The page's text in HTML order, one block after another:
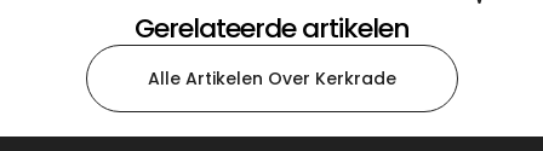
Gerelateerde artikelen
Alle Artikelen Over Kerkrade